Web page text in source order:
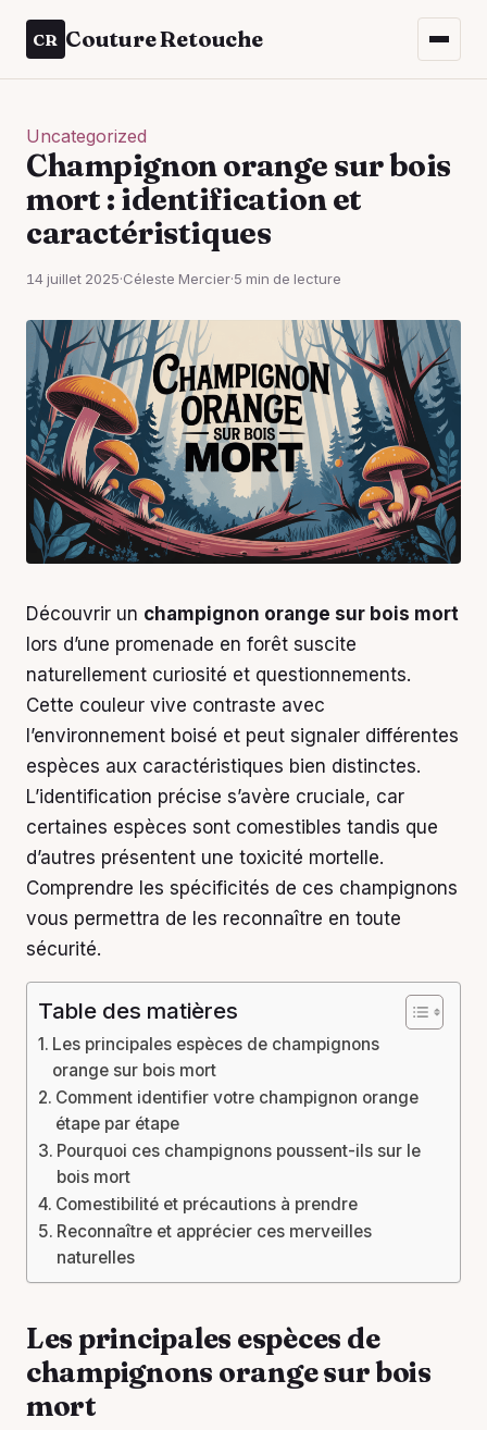
CR Couture Retouche
Uncategorized
Champignon orange sur bois
mort : identification et
caractéristiques
14 juillet 2025·Céleste Mercier·5 min de lecture
Découvrir un champignon orange sur bois mort
lors d’une promenade en forêt suscite
naturellement curiosité et questionnements.
Cette couleur vive contraste avec
l’environnement boisé et peut signaler différentes
espèces aux caractéristiques bien distinctes.
L’identification précise s’avère cruciale, car
certaines espèces sont comestibles tandis que
d’autres présentent une toxicité mortelle.
Comprendre les spécificités de ces champignons
vous permettra de les reconnaître en toute
sécurité.
Table des matières
Les principales espèces de champignons
orange sur bois mort
Comment identifier votre champignon orange
étape par étape
Pourquoi ces champignons poussent-ils sur le
bois mort
Comestibilité et précautions à prendre
Reconnaître et apprécier ces merveilles
naturelles
Les principales espèces de
champignons orange sur bois
mort